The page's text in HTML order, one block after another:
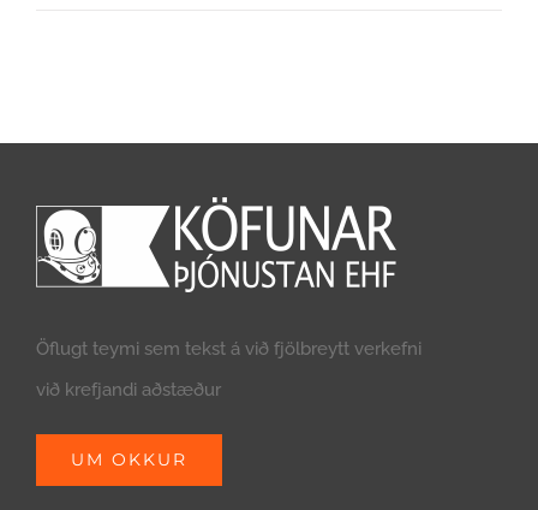
Öflugt teymi sem tekst á við fjölbreytt verkefni
við krefjandi aðstæður
UM OKKUR